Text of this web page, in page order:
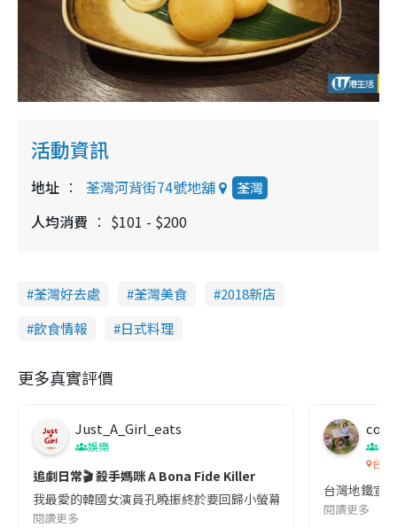
活動資訊
地址 荃灣河背街74號地舖 荃灣
人均消費 $101 - $200
荃灣好去處 荃灣美食
2018新店
飲食情報
日式料理
更多真實評價
Just_A_Girl_eats
娛樂
追劇日常🎬 殺手媽咪 A Bona Fide Killer
我最愛的韓國女演員孔曉振終於要回歸小螢幕啦!這次的劇本改編
閱讀更多
co
吹
台灣
台灣地鐵宣
閱讀更多